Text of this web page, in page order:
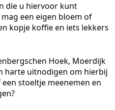
die u hiervoor kunt
een eigen bloem of
kopje koffie en iets lekkers
Hoek, Moerdijk
harte uitnodigen om hierbij
stoeltje meenemen en